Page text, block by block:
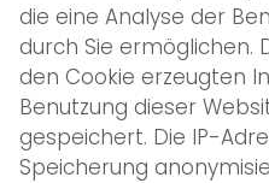
die eine Analyse der
durch Sie ermöglichen.
den Cookie erzeugten
Benutzung dieser
gespeichert. Die IP-
Speicherung